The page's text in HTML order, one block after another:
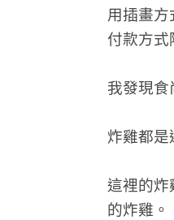
用插畫方
付款方式
我發現食
炸雞都是
這裡的炸
的炸雞。